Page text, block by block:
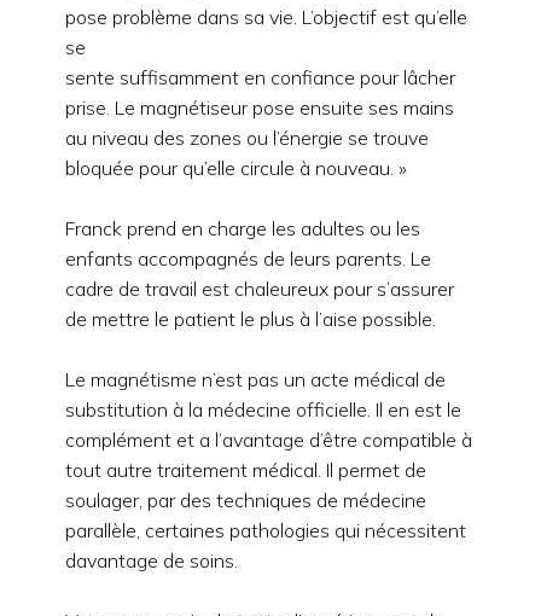
pose problème dans sa vie. L’objectif est qu’elle
se
sente suffisamment en confiance pour lâcher
prise. Le magnétiseur pose ensuite ses mains
au niveau des zones ou l’énergie se trouve
bloquée pour qu’elle circule à nouveau. »
Franck prend en charge les adultes ou les
enfants accompagnés de leurs parents. Le
cadre de travail est chaleureux pour s’assurer
de mettre le patient le plus à l’aise possible.
Le magnétisme n’est pas un acte médical de
substitution à la médecine officielle. Il en est le
complément et a l’avantage d’être compatible à
tout autre traitement médical. Il permet de
soulager, par des techniques de médecine
parallèle, certaines pathologies qui nécessitent
davantage de soins.